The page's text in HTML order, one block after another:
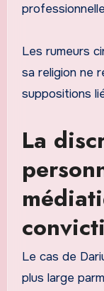
Les rumeurs
sa religion ne
suppositions
La
Le cas de
plus large